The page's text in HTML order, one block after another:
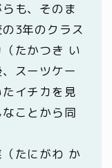
も、そのま
3年のクラス
たかつき い
スーツケー
イチカを見
ことから同
たにがわ か